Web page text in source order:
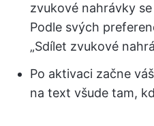
zvukové nahrávky
Podle svých
„Sdílet zvukové
Po aktivaci začne
na text všude tam,